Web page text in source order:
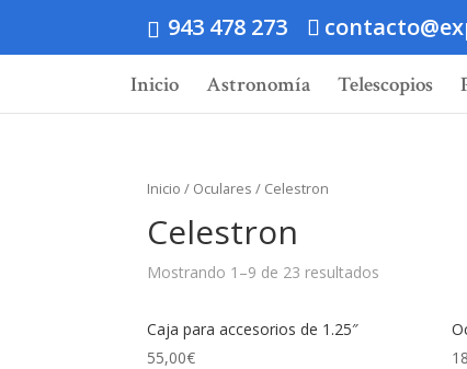
943 478 273
Inicio Astronomía Telescopios
Inicio / Oculares / Celestron
Celestron
Mostrando 1–9 de 23 resultados
Caja para accesorios de 1.25″
55,00€